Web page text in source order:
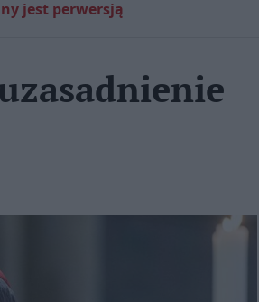
jest perwersją